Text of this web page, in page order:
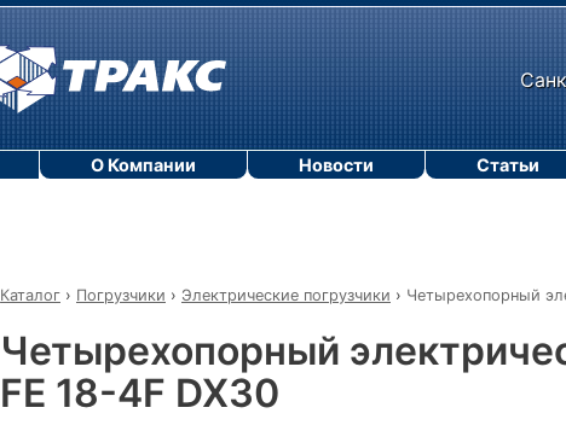
Каталог › Погрузчики › Электрические погрузчики › Четырехопорный
Четырехопорный
FE 18-4F DX30
О Компании Новости Статьи